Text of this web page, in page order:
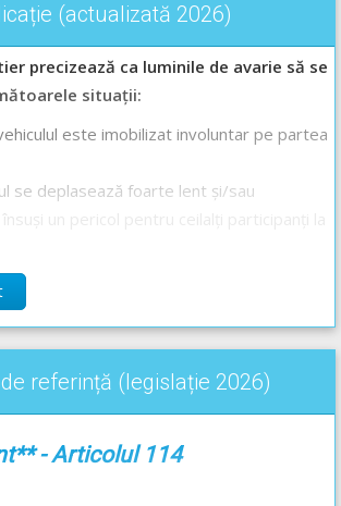
(actualizată 2026)
precizează ca luminile de avarie să se
situații:
este imobilizat involuntar pe partea
se deplasează foarte lent și/sau
un pericol pentru ceilalți participanți la
este remorcat.
și tramvaie trebuie să pună în
manevră este impusă de blocarea
A, B și C
referință (legislație 2026)
- Articolul 114